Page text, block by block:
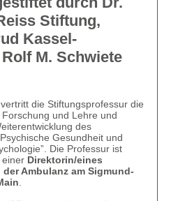
Stiftung,
Kassel-
M. Schwiete
die Stiftungsprofessur die
und Lehre und
des
Gesundheit und
Die Professur ist
einer Direktorin/eines
Ambulanz am Sigmund-